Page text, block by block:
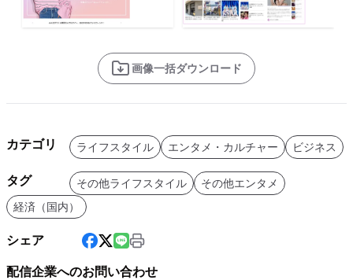
画像一括ダウンロード
カテゴリ ライフスタイル エンタメ・カルチャー ビジネス
タグ その他ライフスタイル
その他エンタメ
経済（国内）
シェア
配信企業へのお問い合わせ